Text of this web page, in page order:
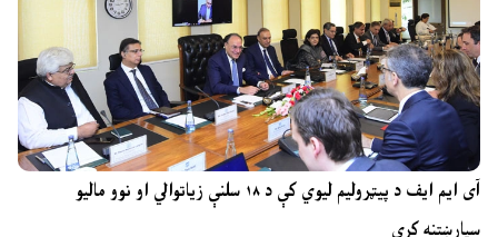
آی ایم ایف د پیټرولیم لیوي کې د ۱۸ سلنې زیاتوالي او نوو مالیو
سپارښتنه کړې